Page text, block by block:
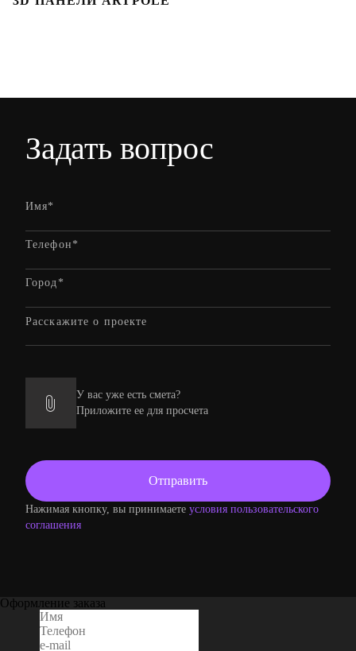
Задать вопрос
У вас уже есть смета?
Приложите ее для просчета
Нажимая кнопку, вы принимаете условия пользовательского
соглашения
Оформление заказа